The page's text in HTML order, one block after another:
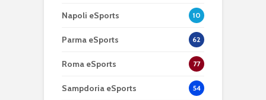
Napoli eSports 10
Parma eSports 62
Roma eSports 77
Sampdoria eSports 54